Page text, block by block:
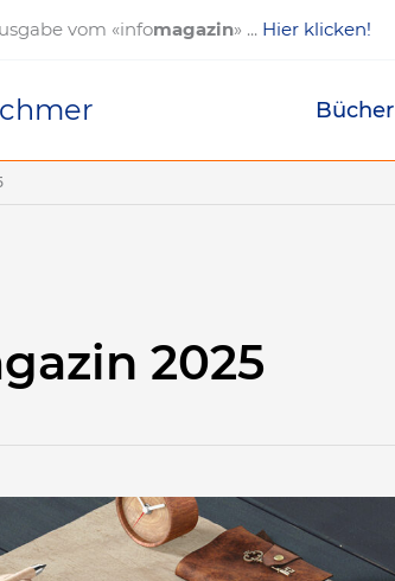
vom «infomagazin» ... Hier klicken!
Bücher
2025